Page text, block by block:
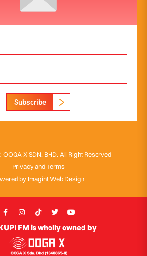
Subscribe
X SDN. BHD. All Right Reserved
Privacy and Terms
by Imagint Web Design
FM is wholly owned by